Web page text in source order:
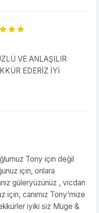
VE ANLAŞILIR
EDERİZ İYİ
Tony için değil
için, onlara
güleryüzünüz , vicdan
için, canımız Tony’mize
iyiki siz Müge &